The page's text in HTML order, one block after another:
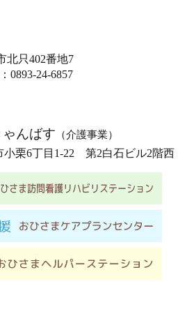
北只402番地7
0893-24-6857
んばす （介護事業）
小栗6丁目1-22 第2白石ビル2階西